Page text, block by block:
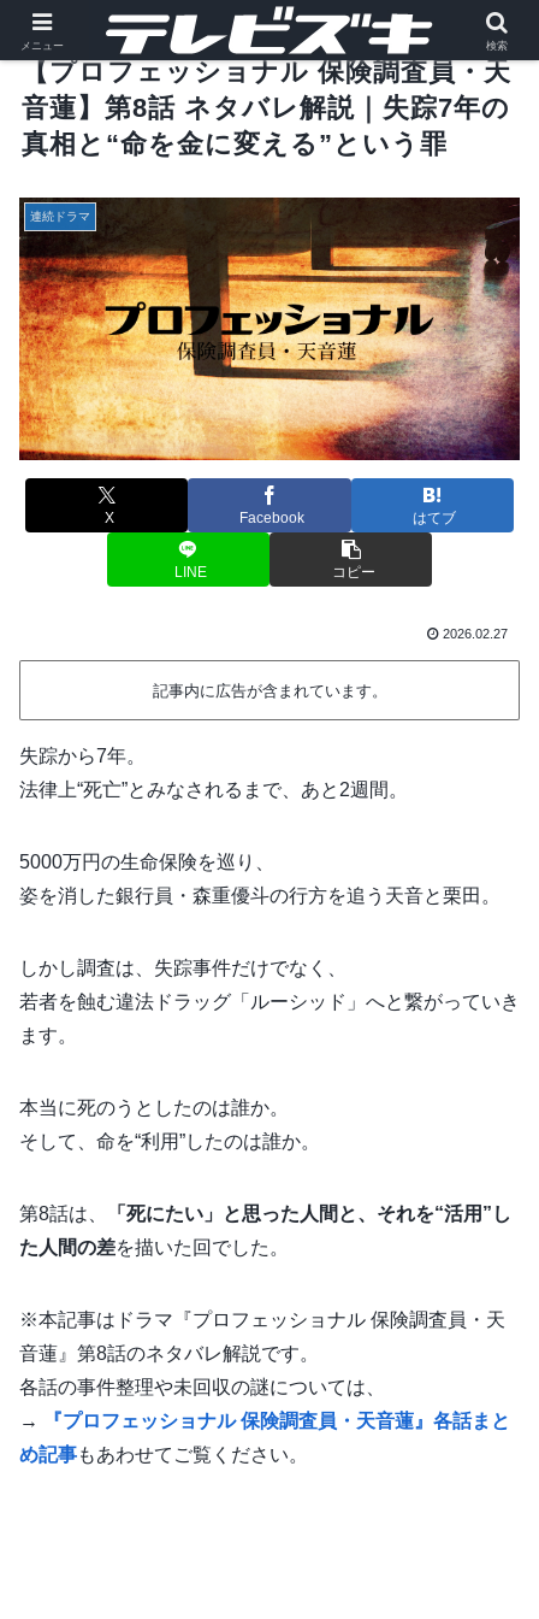
【プロフェッショナル 保険調査員・天
音蓮】第8話 ネタバレ解説｜失踪7年の
真相と“命を金に変える”という罪
連続ドラマ
X Facebook はてブ
LINE コピー
2026.02.27
記事内に広告が含まれています。
失踪から7年。
法律上“死亡”とみなされるまで、あと2週間。
5000万円の生命保険を巡り、
姿を消した銀行員・森重優斗の行方を追う天音と栗田。
しかし調査は、失踪事件だけでなく、
若者を蝕む違法ドラッグ「ルーシッド」へと繋がっていき
ます。
本当に死のうとしたのは誰か。
そして、命を“利用”したのは誰か。
第8話は、
「死にたい」と思った人間と、それを“活用”し
た人間の差を描いた回でした。
※本記事はドラマ『プロフェッショナル 保険調査員・天
音蓮』第8話のネタバレ解説です。
各話の事件整理や未回収の謎については、
→
『プロフェッショナル 保険調査員・天音蓮』各話まと
め記事もあわせてご覧ください。
メニュー 検索